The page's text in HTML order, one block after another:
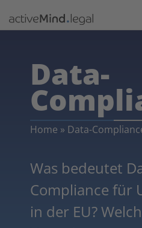
Data-
Home » Data-
Was bedeutet
Compliance für
in der EU?